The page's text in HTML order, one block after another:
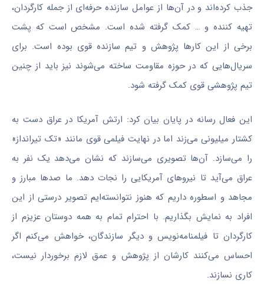
جذب کرده‌اند و در آن‌ها از عوامل سازنده حرفه‌ای از جمله کارگردان،
تهیه کننده و … کمک گرفته شده است. مشخص است که پشت
برخی از این کارها پژوهش و تیم سازنده قوی بوده است. برای
سریال‌هایی که در حوزه مقاومت ساخته می‌شوند نیز باید از چنین
تیم پژوهشی قوی کمک گرفته شود.
این فعال رسانه در پایان بیان کرد: ارتش آمریکا در عراق دست به
کشتار میلیونی می‌زند اما در نهایت فیلمی قوی مانند «تک تیرانداز»
را می‌سازد. آن‌ها تصویری می‌سازند که نشان می‌دهد یک نفر به
عراق می‌آید تا نیروهای آمریکایی را نجات دهد. ما صدها مبارز و
مجاهد و اسطوره داریم که هنوز نتوانسته‌ایم تصویر درستی از این
افراد به نمایش بگذاریم. با احترام تمام به همه دوستان عزیزم از
کارگردان تا فیلمنامه‌نویس و دیگر سازندگان، خواهش می‌کنم اگر
احساس می‌کنند کارشان از پژوهش و عمق لازم برخوردار نیست،
کاری نسازند.